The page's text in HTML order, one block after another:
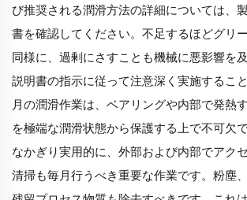
び推奨される潤滑方法の詳細については、
書を確認してください。不足するほどグリ
同様に、過剰にさすことも機械に悪影響を
説明書の指示に従って注意深く実施するこ
月の潤滑作業は、ベアリングや内部で発熱
を極端な潤滑状態から保護する上で不可欠
なかぎり実用的に、外部および内部でアク
清掃も毎月行うべき重要な作業です。粉塵